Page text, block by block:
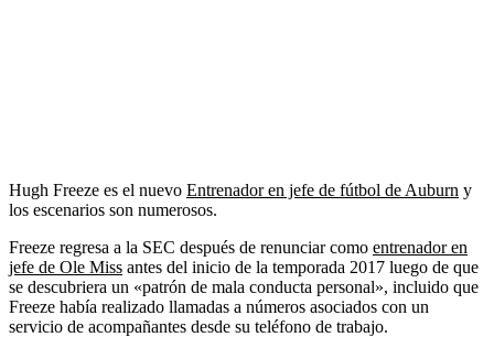
Hugh Freeze es el nuevo Entrenador en jefe de fútbol de Auburn y
los escenarios son numerosos.
Freeze regresa a la SEC después de renunciar como entrenador en
jefe de Ole Miss antes del inicio de la temporada 2017 luego de que
se descubriera un «patrón de mala conducta personal», incluido que
Freeze había realizado llamadas a números asociados con un
servicio de acompañantes desde su teléfono de trabajo.